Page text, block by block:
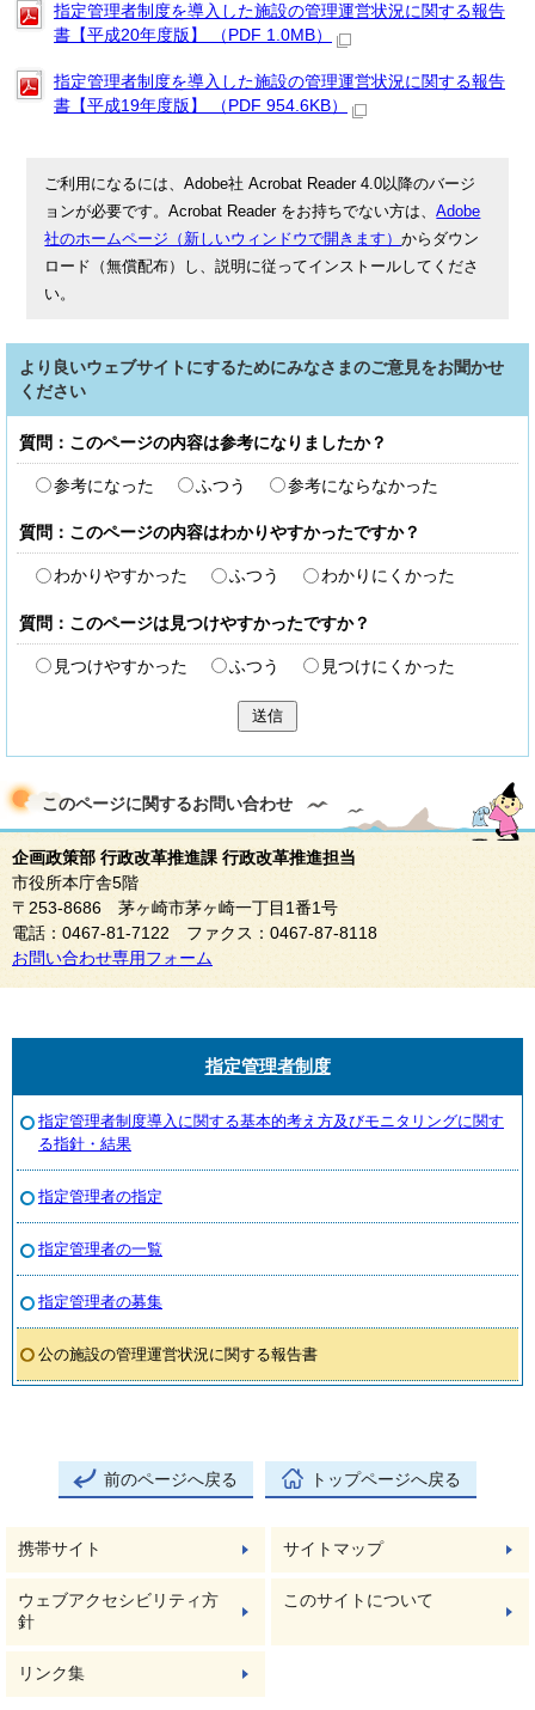
指定管理者制度を導入した施設の管理運営状況に関する報告
書【平成20年度版】 （PDF 1.0MB）
指定管理者制度を導入した施設の管理運営状況に関する報告
書【平成19年度版】 （PDF 954.6KB）
ご利用になるには、Adobe社 Acrobat Reader 4.0以降のバージ
ョンが必要です。Acrobat Reader をお持ちでない方は、Adobe
社のホームページ（新しいウィンドウで開きます）からダウン
ロード（無償配布）し、説明に従ってインストールしてくださ
い。
より良いウェブサイトにするためにみなさまのご意見をお聞かせ
ください
質問：このページの内容は参考になりましたか？
参考になった ふつう 参考にならなかった
質問：このページの内容はわかりやすかったですか？
わかりやすかった ふつう わかりにくかった
質問：このページは見つけやすかったですか？
見つけやすかった ふつう 見つけにくかった
送信
このページに関するお問い合わせ
企画政策部 行政改革推進課 行政改革推進担当
市役所本庁舎5階
〒253-8686 茅ヶ崎市茅ヶ崎一丁目1番1号
電話：0467-81-7122 ファクス：0467-87-8118
お問い合わせ専用フォーム
指定管理者制度
指定管理者制度導入に関する基本的考え方及びモニタリングに関す
る指針・結果
指定管理者の指定
指定管理者の一覧
指定管理者の募集
公の施設の管理運営状況に関する報告書
前のページへ戻る トップページへ戻る
携帯サイト サイトマップ
ウェブアクセシビリティ方
針
このサイトについて
リンク集